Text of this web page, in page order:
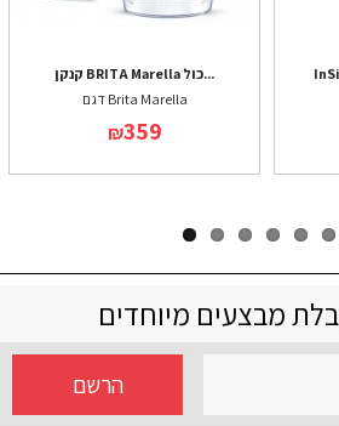
קנקן BRITA Marella כול...
דגם Brita Marella
₪359
מבצעים מיוחדים
הרשם